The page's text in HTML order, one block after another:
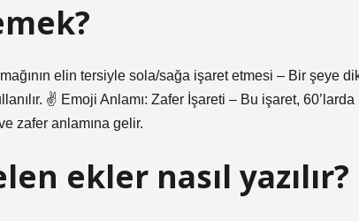
elin tersiyle sola/sağa işaret etmesi – Bir şeye
✌ Emoji Anlamı: Zafer İşareti – Bu işaret,
zafer anlamına gelir.
ekler nasıl yazılır?